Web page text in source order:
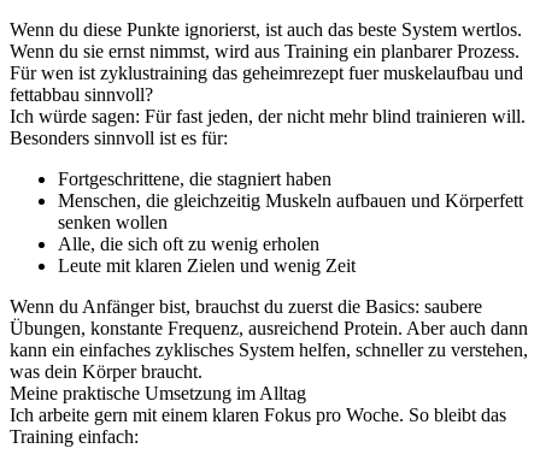
Wenn du diese Punkte ignorierst, ist auch das beste System wertlos.
Wenn du sie ernst nimmst, wird aus Training ein planbarer Prozess.
Für wen ist zyklustraining das geheimrezept fuer muskelaufbau und
fettabbau sinnvoll?
Ich würde sagen: Für fast jeden, der nicht mehr blind trainieren will.
Besonders sinnvoll ist es für:
Fortgeschrittene, die stagniert haben
Menschen, die gleichzeitig Muskeln aufbauen und Körperfett
senken wollen
Alle, die sich oft zu wenig erholen
Leute mit klaren Zielen und wenig Zeit
Wenn du Anfänger bist, brauchst du zuerst die Basics: saubere
Übungen, konstante Frequenz, ausreichend Protein. Aber auch dann
kann ein einfaches zyklisches System helfen, schneller zu verstehen,
was dein Körper braucht.
Meine praktische Umsetzung im Alltag
Ich arbeite gern mit einem klaren Fokus pro Woche. So bleibt das
Training einfach: